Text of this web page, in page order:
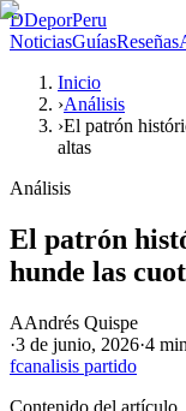
DDeporPeru
NoticiasGuíasReseñas
Inicio
›Análisis
›El patrón
altas
Análisis
El patrón
hunde las
AAndrés Quispe
·3 de junio, 2026·4 min
fcanalisis partido
Contenido del artículo